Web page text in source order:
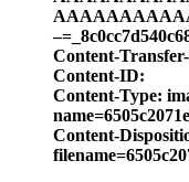
Content-
Content-ID:
Content-Type:
Content-